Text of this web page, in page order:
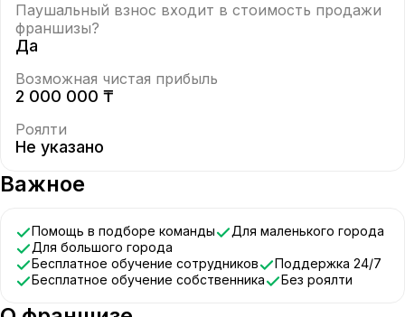
Паушальный взнос входит в стоимость продажи
франшизы?
Да
Возможная чистая прибыль
2 000 000 ₸
Роялти
Не указано
Важное
Помощь в подборе команды
Для маленького города
Для большого города
Бесплатное обучение сотрудников
Поддержка 24/7
Бесплатное обучение собственника
Без роялти